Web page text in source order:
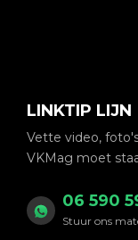
LINKTIP LIJN
Vette video,
VKMag moet
06 590
Stuur ons